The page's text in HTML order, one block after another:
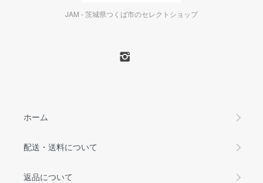
JAM - 茨城県つくば市のセレクトショップ
ホーム
配送・送料について
返品について